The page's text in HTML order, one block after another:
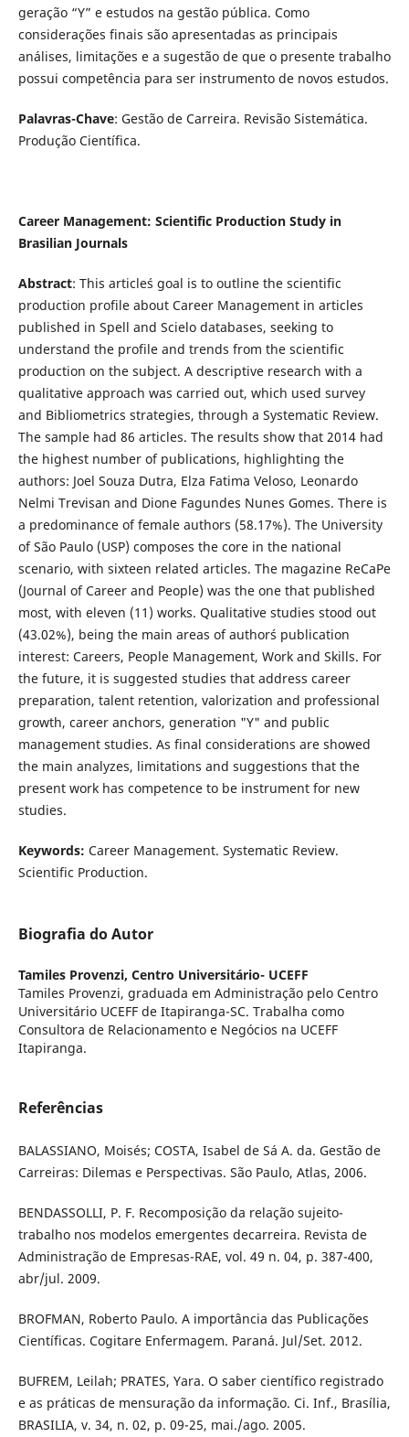
geração “Y” e estudos na gestão pública. Como
considerações finais são apresentadas as principais
análises, limitações e a sugestão de que o presente trabalho
possui competência para ser instrumento de novos estudos.
Palavras-Chave: Gestão de Carreira. Revisão Sistemática.
Produção Científica.
Career Management: Scientific Production Study in
Brasilian Journals
Abstract: This article´s goal is to outline the scientific
production profile about Career Management in articles
published in Spell and Scielo databases, seeking to
understand the profile and trends from the scientific
production on the subject. A descriptive research with a
qualitative approach was carried out, which used survey
and Bibliometrics strategies, through a Systematic Review.
The sample had 86 articles. The results show that 2014 had
the highest number of publications, highlighting the
authors: Joel Souza Dutra, Elza Fatima Veloso, Leonardo
Nelmi Trevisan and Dione Fagundes Nunes Gomes. There is
a predominance of female authors (58.17%). The University
of São Paulo (USP) composes the core in the national
scenario, with sixteen related articles. The magazine ReCaPe
(Journal of Career and People) was the one that published
most, with eleven (11) works. Qualitative studies stood out
(43.02%), being the main areas of author´s publication
interest: Careers, People Management, Work and Skills. For
the future, it is suggested studies that address career
preparation, talent retention, valorization and professional
growth, career anchors, generation "Y" and public
management studies. As final considerations are showed
the main analyzes, limitations and suggestions that the
present work has competence to be instrument for new
studies.
Keywords: Career Management. Systematic Review.
Scientific Production.
Biografia do Autor
Tamiles Provenzi, Centro Universitário- UCEFF
Tamiles Provenzi, graduada em Administração pelo Centro
Universitário UCEFF de Itapiranga-SC. Trabalha como
Consultora de Relacionamento e Negócios na UCEFF
Itapiranga.
Referências
BALASSIANO, Moisés; COSTA, Isabel de Sá A. da. Gestão de
Carreiras: Dilemas e Perspectivas. São Paulo, Atlas, 2006.
BENDASSOLLI, P. F. Recomposição da relação sujeito-
trabalho nos modelos emergentes decarreira. Revista de
Administração de Empresas-RAE, vol. 49 n. 04, p. 387-400,
abr/jul. 2009.
BROFMAN, Roberto Paulo. A importância das Publicações
Científicas. Cogitare Enfermagem. Paraná. Jul/Set. 2012.
BUFREM, Leilah; PRATES, Yara. O saber científico registrado
e as práticas de mensuração da informação. Ci. Inf., Brasília,
BRASILIA, v. 34, n. 02, p. 09-25, mai./ago. 2005.